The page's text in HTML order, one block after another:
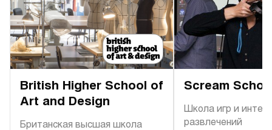
British Higher School of
Art and Design
Британская высшая школа
Scream
Школа игр и
развлечений